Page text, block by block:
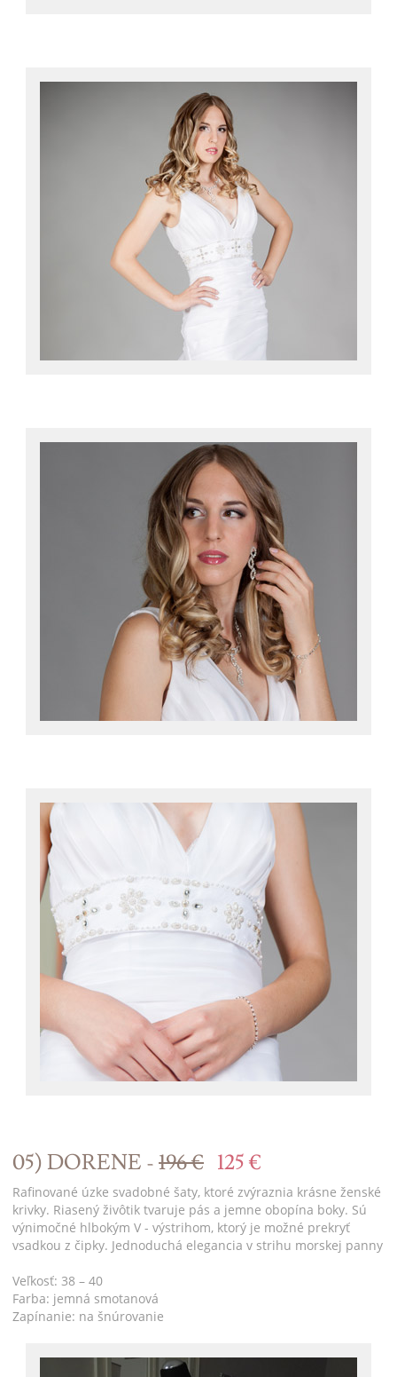
05) DORENE -196 € 125 €
Rafinované úzke svadobné šaty, ktoré zvýraznia krásne ženské
krivky. Riasený živôtik tvaruje pás a jemne obopína boky. Sú
výnimočné hlbokým V - výstrihom, ktorý je možné prekryť
vsadkou z čipky. Jednoduchá elegancia v strihu morskej panny
Veľkosť: 38 – 40
Farba: jemná smotanová
Zapínanie: na šnúrovanie